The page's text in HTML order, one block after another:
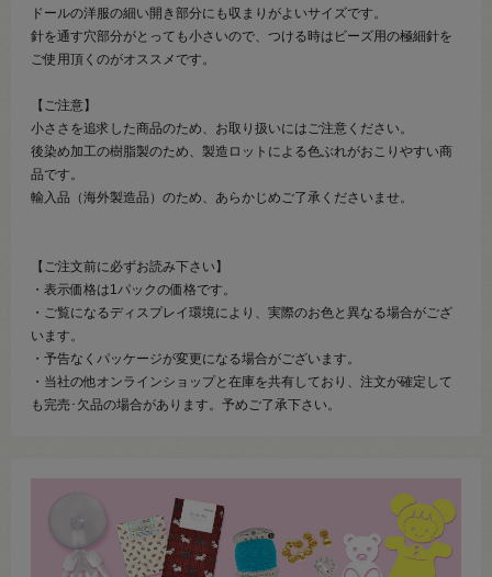
ドールの洋服の細い開き部分にも収まりがよいサイズです。
針を通す穴部分がとっても小さいので、つける時はビーズ用の極細針を
ご使用頂くのがオススメです。
【ご注意】
小ささを追求した商品のため、お取り扱いにはご注意ください。
後染め加工の樹脂製のため、製造ロットによる色ぶれがおこりやすい商
品です。
輸入品（海外製造品）のため、あらかじめご了承くださいませ。
【ご注文前に必ずお読み下さい】
・表示価格は1パックの価格です。
・ご覧になるディスプレイ環境により、実際のお色と異なる場合がござ
います。
・予告なくパッケージが変更になる場合がございます。
・当社の他オンラインショップと在庫を共有しており、注文が確定して
も完売･欠品の場合があります。予めご了承下さい。